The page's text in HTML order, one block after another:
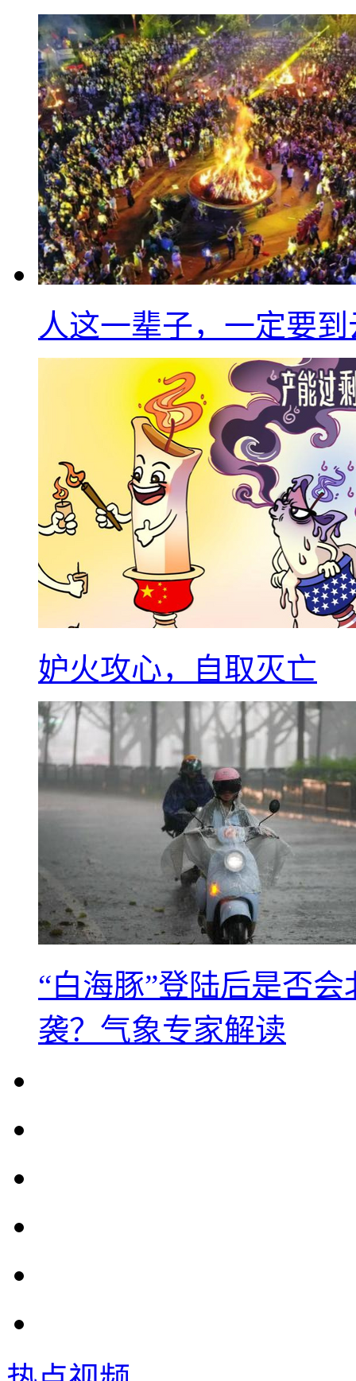
人这一辈子，一定要
妒火攻心，自取灭亡
“白海豚”登陆后是否
袭？气象专家解读